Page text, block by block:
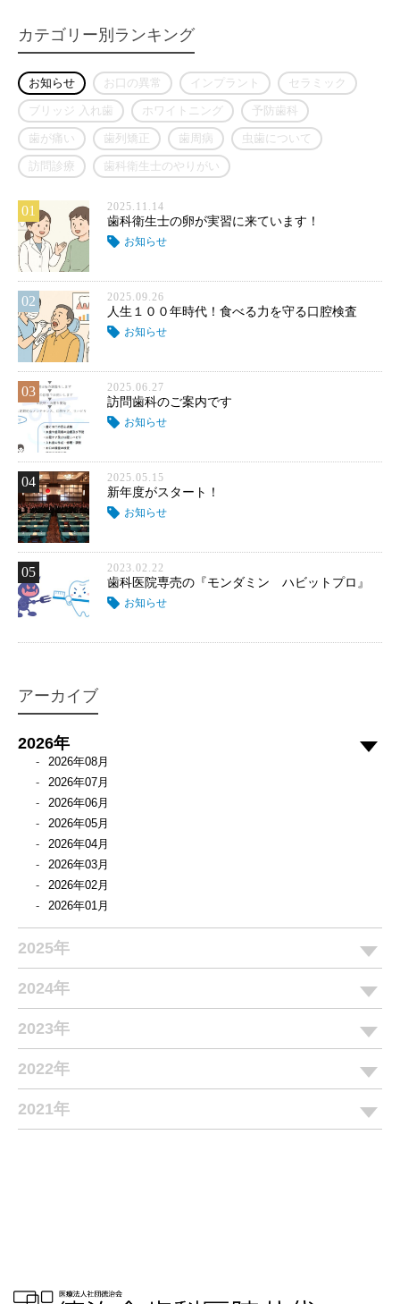
カテゴリー別ランキング
お知らせ お口の異常 インプラント セラミック
ブリッジ 入れ歯 ホワイトニング 予防歯科
歯が痛い 歯列矯正 歯周病 虫歯について
訪問診療 歯科衛生士のやりがい
01 2025.11.14
歯科衛生士の卵が実習に来ています！
お知らせ
02 2025.09.26
人生１００年時代！食べる力を守る口腔検査
お知らせ
03 2025.06.27
訪問歯科のご案内です
お知らせ
04 2025.05.15
新年度がスタート！
お知らせ
05 2023.02.22
歯科医院専売の『モンダミン ハビットプロ』
お知らせ
アーカイブ
2026年
2026年08月
2026年07月
2026年06月
2026年05月
2026年04月
2026年03月
2026年02月
2026年01月
2025年
2024年
2023年
2022年
2021年